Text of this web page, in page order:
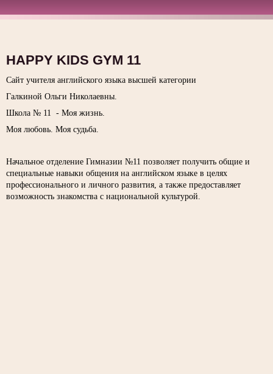
HAPPY KIDS GYM 11
Сайт учителя английского языка высшей категории
Галкиной Ольги Николаевны.
Школа № 11 - Моя жизнь.
Моя любовь. Моя судьба.
Начальное отделение Гимназии №11 позволяет получить общие и
специальные навыки общения на английском языке в целях
профессионального и личного развития, а также предоставляет
возможность знакомства с национальной культурой.